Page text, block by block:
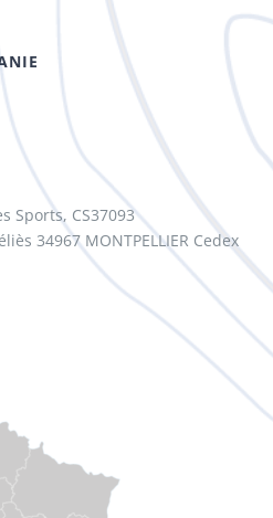
Sports, CS37093
34967 MONTPELLIER Cedex